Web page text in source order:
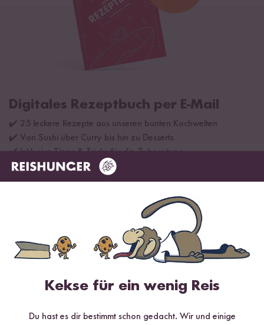
Digitales Rezeptbuch per E-Mail
✔️ 25 leckere Rezepte aus unseren bunten Kochwelten
✔️ Von Sushi über Curry bis hin zu Desserts
✔️ Inklusive Tipps & Tricks für die Zubereitung
Jetzt sichern
*Das Digitale Rezeptbuch wird dir nach vollständiger Anmeldung zum Newsletter
Mehr Rezepte mit Natives Olivenöl
Extra
Kekse für ein wenig Reis
Du hast es dir bestimmt schon gedacht. Wir und einige